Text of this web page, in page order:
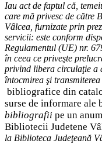
Iau act de faptul că,
care mă privesc de către
Vâlcea, furnizate prin
servicii: este conform
Regulamentul (UE) nr.
în ceea ce priveşte
privind libera circulaţie a
întocmirea şi transmiterea
bibliografice din
surse de informare ale
bibliografii pe un
Bibliotecii Judetene
la Biblioteca Judeţeană